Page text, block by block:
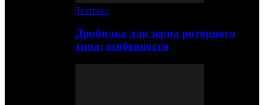
Техника
Дробилка для зерна роторного
типа: особенности